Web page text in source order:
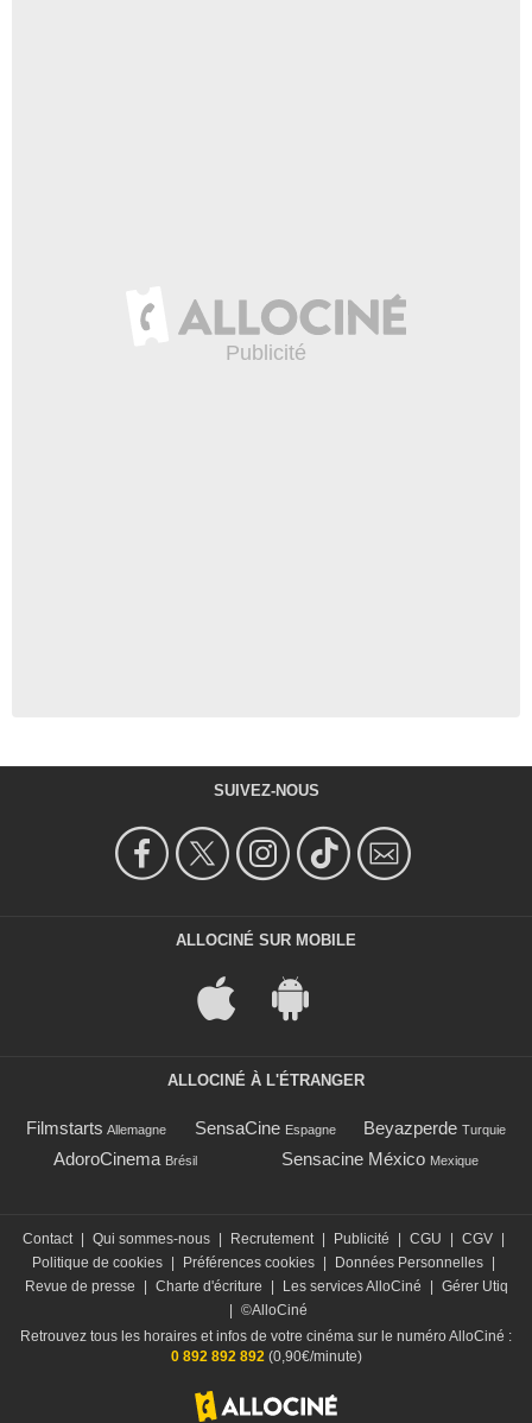
SUIVEZ-NOUS
ALLOCINÉ SUR MOBILE
ALLOCINÉ À L'ÉTRANGER
Filmstarts Allemagne SensaCine Espagne Beyazperde Turquie
AdoroCinema Brésil Sensacine México Mexique
Contact | Qui sommes-nous | Recrutement | Publicité | CGU | CGV |
Politique de cookies | Préférences cookies | Données Personnelles |
Revue de presse
| Charte d'écriture | Les services AlloCiné | Gérer Utiq
| ©AlloCiné
Retrouvez tous les horaires et infos de votre cinéma sur le numéro AlloCiné :
0 892 892 892 (0,90€/minute)